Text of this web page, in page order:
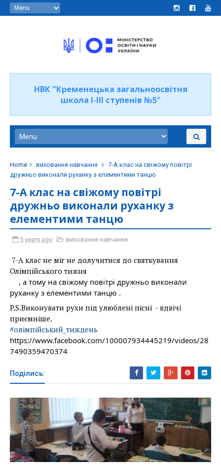
НВК "Кременецька загальноосвітня
школа І-ІІІ ступенів №5"
Home виховання навчання
7-А клас на свіжому повітрі
дружньо виконали руханку з елементими танцю
7-А клас на свіжому повітрі
дружньо виконали руханку з
елементими танцю
5 years ago виховання навчання
7-А клас не міг не долучитися до святкування
Олімпійського тижня
, а тому на свіжому повітрі дружньо виконали
руханку з елементими танцю .
P.S.Виконувати рухи під улюблені пісні  - вдвічі
приємніше.
#олімпійський_тиждень
https://www.facebook.com/100007934445219/videos/28
7490359470374
Поділись: